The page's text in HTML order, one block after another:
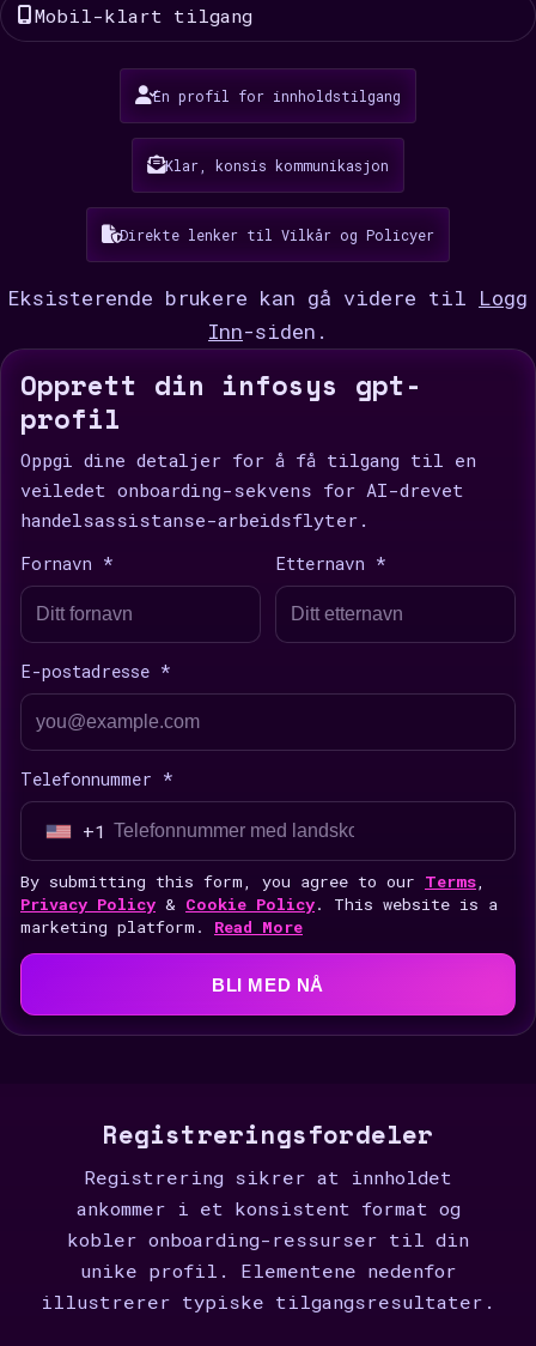
Mobil-klart tilgang
En profil for innholdstilgang
Klar, konsis kommunikasjon
Direkte lenker til Vilkår og Policyer
Eksisterende brukere kan gå videre til Logg
Inn-siden.
Opprett din infosys gpt-
profil
Oppgi dine detaljer for å få tilgang til en
veiledet onboarding-sekvens for AI-drevet
handelsassistanse-arbeidsflyter.
Fornavn * Etternavn *
E-postadresse *
Telefonnummer *
U
n
i
t
1
+1
By submitting this form, you agree to our Terms,
Privacy Policy & Cookie Policy. This website is a
marketing platform. Read More
BLI MED NÅ
Registreringsfordeler
Registrering sikrer at innholdet
ankommer i et konsistent format og
kobler onboarding-ressurser til din
unike profil. Elementene nedenfor
illustrerer typiske tilgangsresultater.